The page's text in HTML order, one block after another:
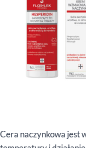
Cera naczynkowa jest